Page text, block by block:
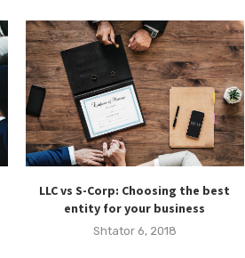
LLC vs S-Corp: Choosing the best
entity for your business
Shtator 6, 2018